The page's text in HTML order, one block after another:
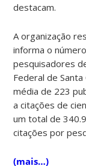
destacam.
A organização
informa o
pesquisadores
Federal de
média de 223
a citações de
um total de
citações por
(mais…)